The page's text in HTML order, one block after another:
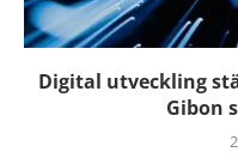
Digital utveckling
Gibon